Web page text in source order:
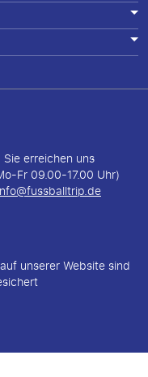
erreichen uns
Fr 09.00-17.00 Uhr)
unserer Website sind